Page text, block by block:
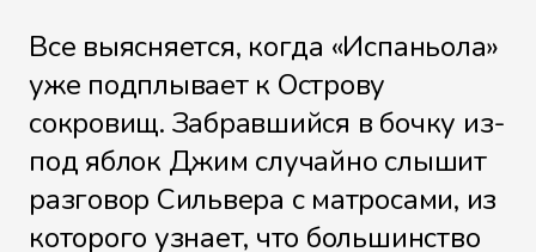
Все выясняется, когда «Испаньола»
уже подплывает к Острову
сокровищ. Забравшийся в бочку из-
под яблок Джим случайно слышит
разговор Сильвера с матросами, из
которого узнает, что большинство